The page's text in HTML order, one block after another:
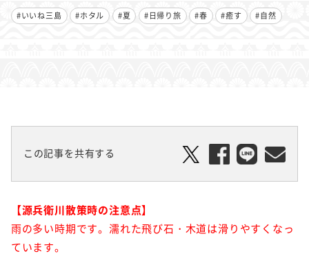
#いいね三島 #ホタル #夏 #日帰り旅 #春 #癒す #自然
この記事を共有する
【源兵衛川散策時の注意点】
雨の多い時期です。濡れた飛び石・木道は滑りやすくなっ
ています。